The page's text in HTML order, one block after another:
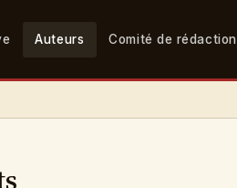
Auteurs Comité de rédaction